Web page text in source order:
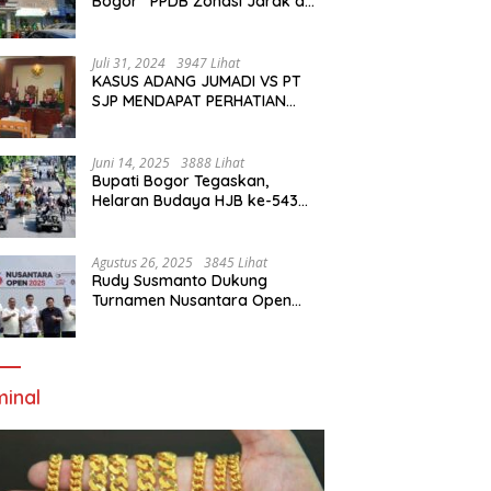
Juli 31, 2024 3947 Lihat
KASUS ADANG JUMADI VS PT
SJP MENDAPAT PERHATIAN
Juni 14, 2025 3888 Lihat
Bupati Bogor Tegaskan,
Helaran Budaya HJB ke-543
Tegar Beriman
Agustus 26, 2025 3845 Lihat
Rudy Susmanto Dukung
Turnamen Nusantara Open